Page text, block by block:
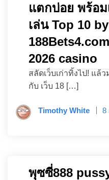
แตกบ่อย พร้อ
เล่น Top 10
2026 casino
สลัดเว็บเก่าทิ้งไป! แ
กับ เว็บ 18 […]
Timothy White 8
พุซซี่888